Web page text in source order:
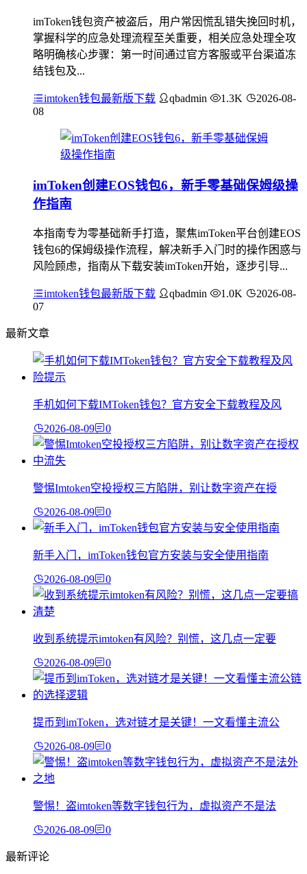
imToken钱包资产被盗后，用户常因慌乱错失挽回时机，
掌握科学的应急处理流程至关重要，相关应急处理全攻
略明确核心步骤：第一时间通过官方客服或平台渠道冻
结钱包及...
imtoken钱包最新版下载 qbadmin 1.3K
2026-08-
08
imToken创建EOS钱包6，新手零基础保姆级操
作指南
本指南专为零基础新手打造，聚焦imToken平台创建EOS
钱包6的保姆级操作流程，解决新手入门时的操作困惑与
风险顾虑，指南从下载安装imToken开始，逐步引导...
imtoken钱包最新版下载 qbadmin 1.0K
2026-08-
07
最新文章
手机如何下载IMToken钱包？官方安全下载教程及风
2026-08-09 0
警惕Imtoken空投授权三方陷阱，别让数字资产在授
2026-08-09 0
新手入门，imToken钱包官方安装与安全使用指南
2026-08-09 0
收到系统提示imtoken有风险？别慌，这几点一定要
2026-08-09 0
提币到imToken，选对链才是关键！一文看懂主流公
2026-08-09 0
警惕！盗imtoken等数字钱包行为，虚拟资产不是法
2026-08-09 0
最新评论